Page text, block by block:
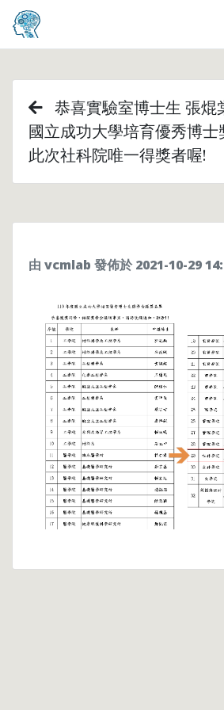
恭喜實驗室博士生 張焜
國立成功大學培育優秀博士
此次社科院唯一得獎者喔!
由 vcmlab 發佈於 2021-10-29